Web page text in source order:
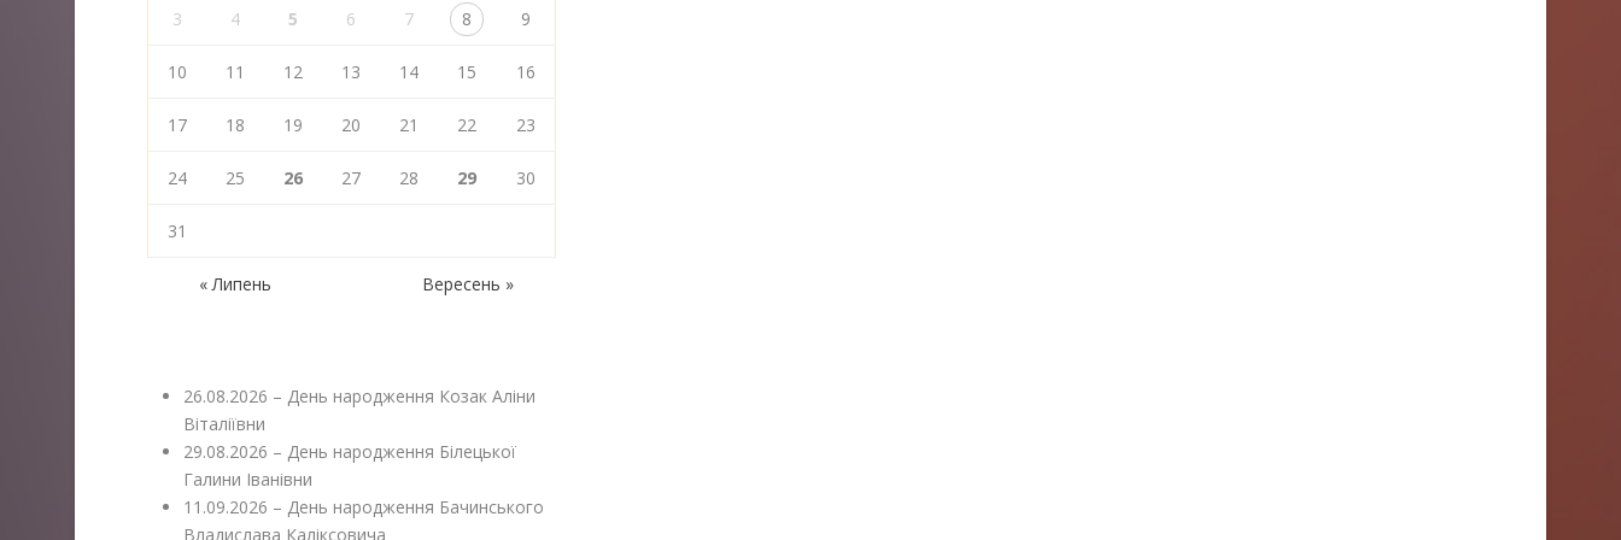
3 4 5 6 7 8 9
10 11 12 13 14 15 16
17 18 19 20 21 22 23
24 25 26 27 28 29 30
31
« Липень Вересень »
26.08.2026 – День народження Козак Аліни
Віталіївни
29.08.2026 – День народження Білецької
Галини Іванівни
11.09.2026 – День народження Бачинського
Владислава Каліксовича